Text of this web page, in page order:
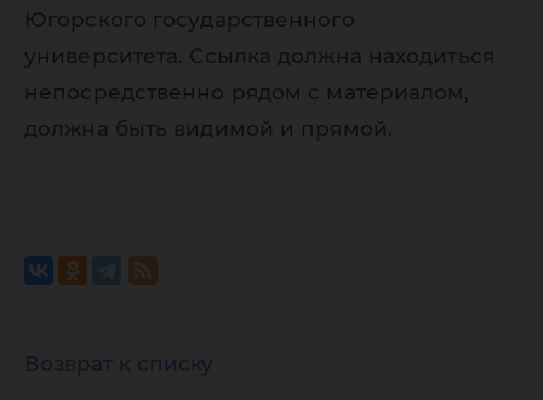
Югорского государственного
университета. Ссылка должна находиться
непосредственно рядом с материалом,
должна быть видимой и прямой.
Возврат к списку